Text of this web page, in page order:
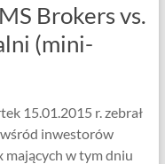
Brokers vs.
(mini-
15.01.2015 r. zebrał
inwestorów
w tym dniu